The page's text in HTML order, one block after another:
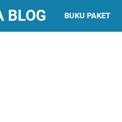
BLOG BUKU PAKET